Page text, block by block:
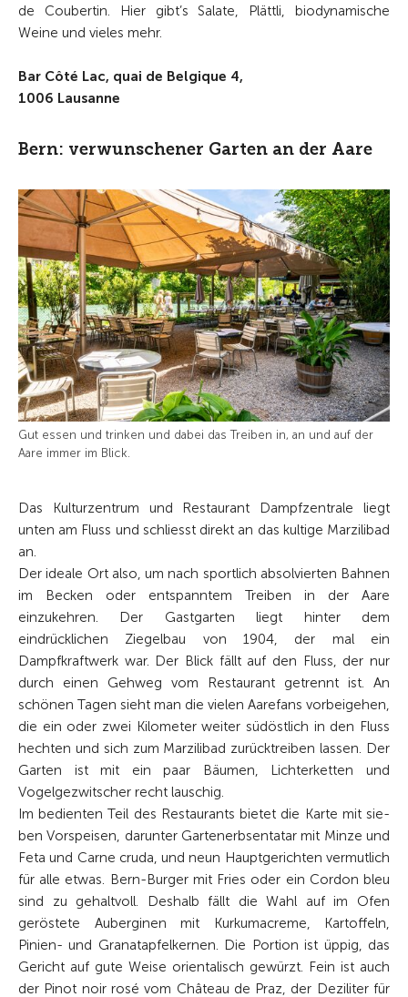
de Coubertin. Hier gibt’s Salate, Plättli, biodynamische
Weine und vieles mehr.
Bar Côté Lac, quai de Belgique 4,
1006 Lausanne
Bern: verwunschener Garten an der Aare
Gut essen und trinken und ­dabei das Treiben in, an und auf der
Aare immer im Blick.
Das Kulturzentrum und Restaurant Dampfzentrale liegt
unten am Fluss und schliesst direkt an das kultige Marzilibad
an.
Der ideale Ort also, um nach sportlich absolvierten Bahnen
im Becken oder entspanntem Treiben in der Aare
einzukehren. Der Gastgarten liegt hinter dem
eindrücklichen Ziegelbau von 1904, der mal ein
Dampfkraftwerk war. Der Blick fällt auf den Fluss, der nur
durch einen Gehweg vom Restaurant getrennt ist. An
schönen Tagen sieht man die vielen Aarefans vorbei­gehen,
die ein oder zwei Kilometer weiter südöstlich in den Fluss
hechten und sich zum Marzilibad zurücktreiben lassen. Der
Garten ist mit ein paar Bäumen, Lichterketten und
Vogelgezwitscher recht lauschig.
Im bedienten Teil des Restaurants bietet die Karte mit sie­
ben Vorspeisen, darunter Gartenerbsentatar mit Minze und
Feta und Carne cruda, und neun Hauptgerichten vermutlich
für alle etwas. Bern-Burger mit Fries oder ein Cordon bleu
sind zu gehaltvoll. Deshalb fällt die Wahl auf im Ofen
geröstete ­Auberginen mit Kurkumacreme, Kartoffeln,
Pinien- und Granatapfelkernen. Die Portion ist üppig, das
Gericht auf gute Weise orientalisch gewürzt. Fein ist auch
der Pinot noir rosé vom Château de Praz, der Deziliter für